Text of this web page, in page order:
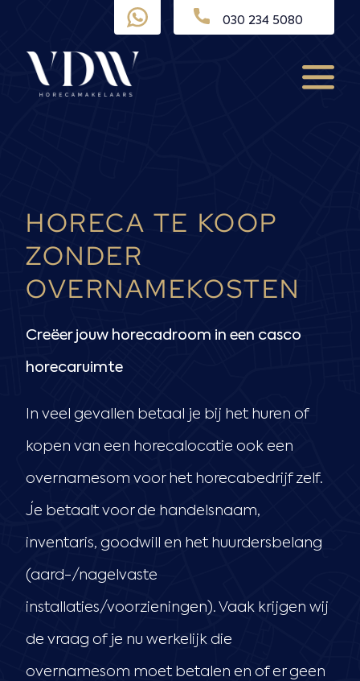
inhoud
030 234 5080
Menu
HORECA TE KOOP
ZONDER
OVERNAMEKOSTEN
Creëer jouw horecadroom in een casco
horecaruimte
In veel gevallen betaal je bij het huren of
kopen van een horecalocatie ook een
overnamesom voor het horecabedrijf zelf.
Je betaalt voor de handelsnaam,
inventaris, goodwill en het huurdersbelang
(aard-/nagelvaste
installaties/voorzieningen). Vaak krijgen wij
de vraag of je nu werkelijk die
overnamesom moet betalen en of er geen